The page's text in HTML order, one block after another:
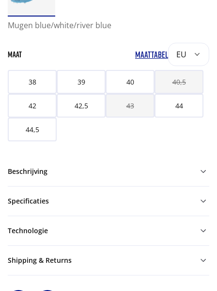
Mugen blue/white/river blue
MAAT MAATTABEL EU
38 39 40 40,5
42 42,5 43 44
44,5
Beschrijving
Specificaties
Technologie
Shipping & Returns